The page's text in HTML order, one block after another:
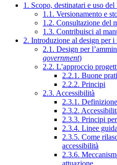
1. Scopo, destinatari e uso
1.1. Versionamento e
1.2. Consultazione del
1.3. Contribuisci al
2. Introduzione al design per
2.1. Design per
government)
2.2. L’approccio
2.2.1. Buone
2.2.2. Principi
2.3. Accessibilità
2.3.1. Definizione
2.3.2.
2.3.3. Principi
2.3.4. Linee
2.3.5. Come
accessibilità
2.3.6.
attuazione